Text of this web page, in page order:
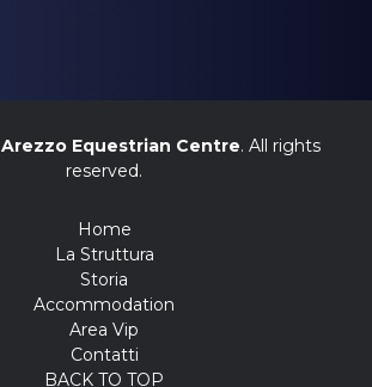
Arezzo Equestrian Centre. All rights
reserved.
Home
La Struttura
Storia
Accommodation
Area Vip
Contatti
BACK TO TOP